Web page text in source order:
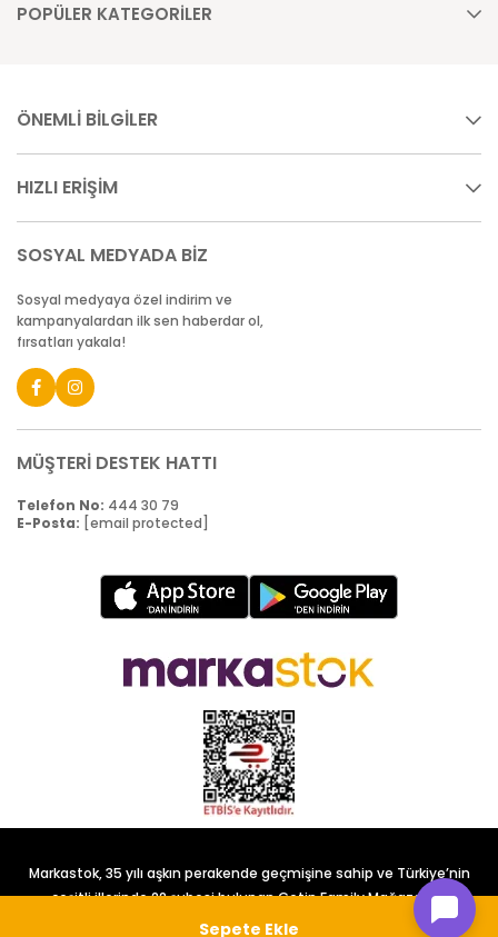
POPÜLER KATEGORİLER
ÖNEMLİ BİLGİLER
HIZLI ERİŞİM
SOSYAL MEDYADA BİZ
Sosyal medyaya özel indirim ve
kampanyalardan ilk sen haberdar ol,
fırsatları yakala!
MÜŞTERİ DESTEK HATTI
Telefon No: 444 30 79
E-Posta: [email protected]
Markastok, 35 yılı aşkın perakende geçmişine sahip ve Türkiye’nin
çeşitli illerinde 22 şubesi bulunan Çetin Family Mağazacılık
tarafından kurulmuştur.